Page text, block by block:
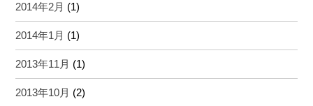
2014年2月 (1)
2014年1月 (1)
2013年11月 (1)
2013年10月 (2)